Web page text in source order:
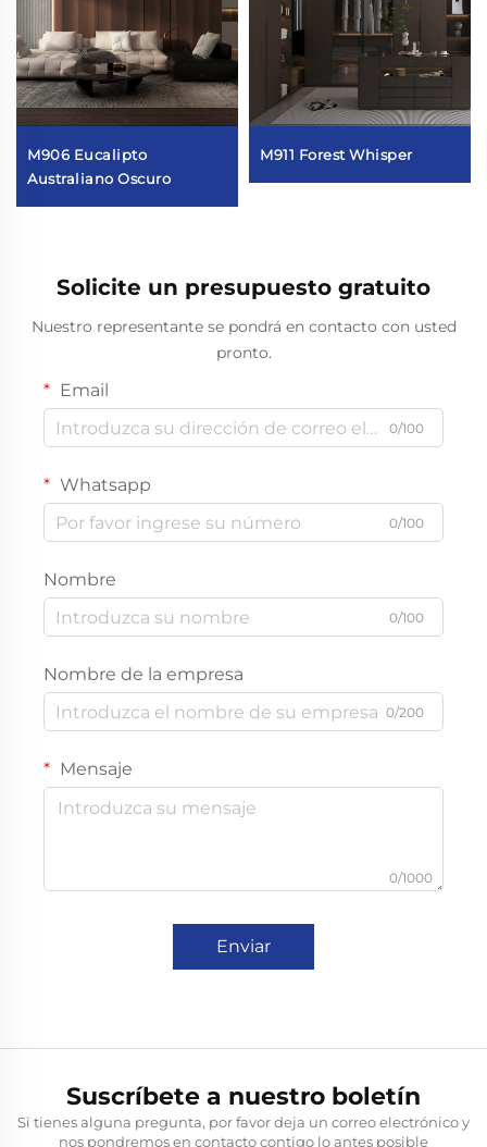
M906 Eucalipto
Australiano Oscuro
M911 Forest Whisper
Solicite un presupuesto gratuito
Nuestro representante se pondrá en contacto con usted
pronto.
Email
0/100
Whatsapp
0/100
Nombre
0/100
Nombre de la empresa
0/200
Mensaje
0/1000
Enviar
Suscríbete a nuestro boletín
Si tienes alguna pregunta, por favor deja un correo electrónico y
nos pondremos en contacto contigo lo antes posible